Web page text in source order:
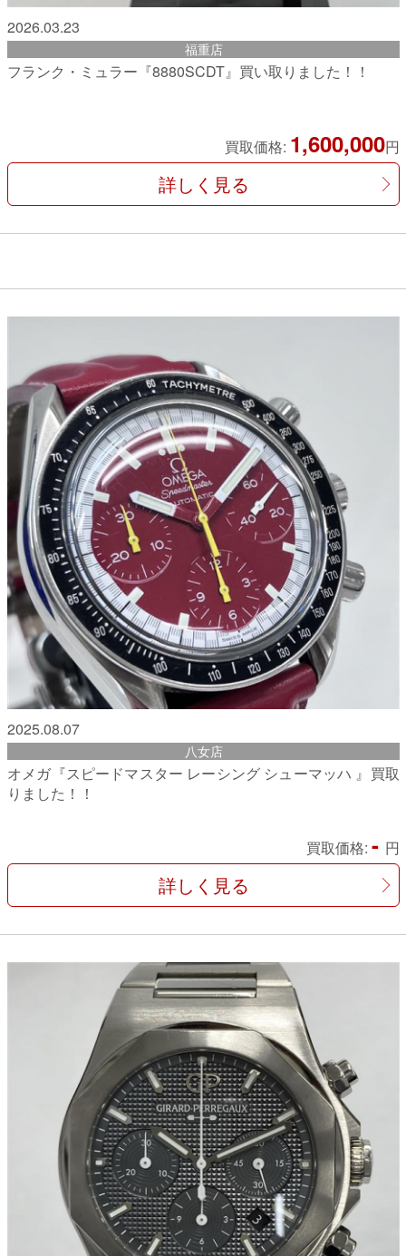
2026.03.23
福重店
フランク・ミュラー『8880SCDT』買い取りました！！
買取価格: 1,600,000円
詳しく見る
2025.08.07
八女店
オメガ『スピードマスター レーシング シューマッハ 』買取
りました！！
買取価格: - 円
詳しく見る